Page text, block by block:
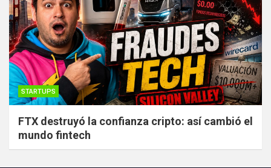
STARTUPS
FTX destruyó la confianza cripto: así cambió el
mundo fintech